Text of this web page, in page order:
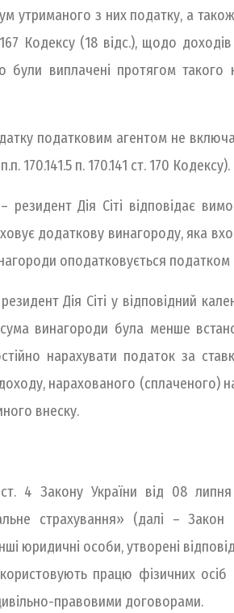
утриманого з них податку, а
Кодексу (18 відс.), щодо
були виплачені протягом
податковим агентом не
170.141.5 п. 170.141 ст. 170 Кодексу).
Дія Сіті відповідає
додаткову винагороду, яка
оподатковується
Дія Сіті у відповідний
винагороди була менше
нарахувати податок за
нарахованого (сплаченого)
внеску.
4 Закону України від 08
страхування» (далі –
юридичні особи, утворені
працю фізичних
правовими договорами.